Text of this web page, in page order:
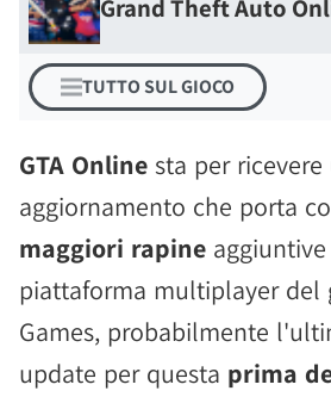
Grand Theft Auto
TUTTO SUL GIOCO
GTA Online sta per ricevere
aggiornamento che porta
maggiori rapine
piattaforma multiplayer del
Games, probabilmente
update per questa prima